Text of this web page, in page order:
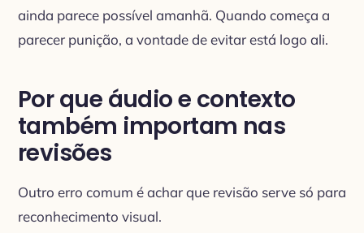
ainda parece possível amanhã. Quando começa a
parecer punição, a vontade de evitar está logo ali.
Por que áudio e contexto
também importam nas
revisões
Outro erro comum é achar que revisão serve só para
reconhecimento visual.